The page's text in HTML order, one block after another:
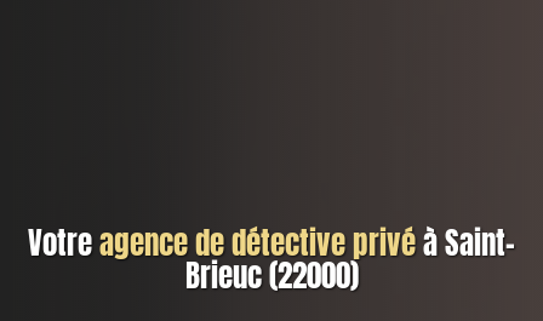
Votreagence de détective privéà Saint-
Brieuc (22000)